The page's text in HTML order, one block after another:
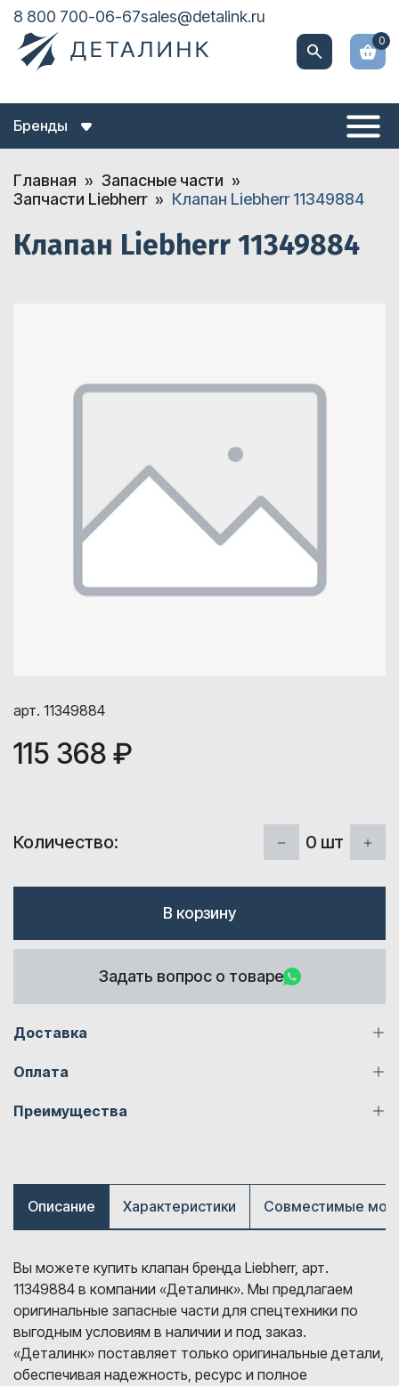
8 800 700-06-67sales@detalink.ru
0
Бренды
Главная
Запасные части
Запчасти Liebherr
Клапан Liebherr 11349884
Клапан Liebherr 11349884
арт. 11349884
115 368 ₽
Количество: 0 шт
В корзину
Задать вопрос о товаре
Доставка
Оплата
Преимущества
Описание Характеристики Совместимые
Вы можете купить клапан бренда Liebherr, арт.
11349884 в компании «Деталинк». Мы предлагаем
оригинальные запасные части для спецтехники по
выгодным условиям в наличии и под заказ.
«Деталинк» поставляет только оригинальные детали,
обеспечивая надежность, ресурс и полное